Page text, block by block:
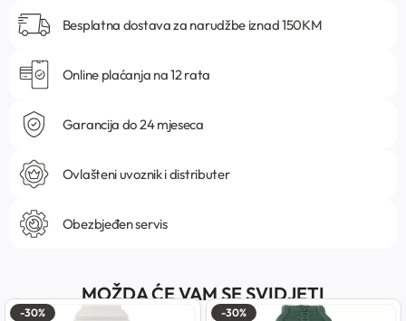
Besplatna dostava za narudžbe iznad 150KM
Online plaćanja na 12 rata
Garancija do 24 mjeseca
Ovlašteni uvoznik i distributer
Obezbjeđen servis
MOŽDA ĆE VAM SE SVIDJETI
-30% -30%